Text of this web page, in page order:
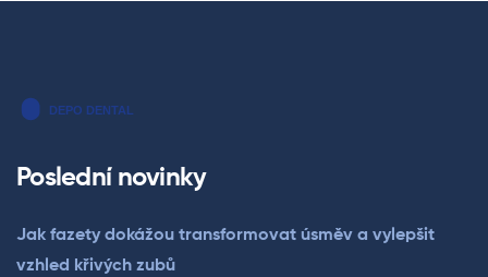
Poslední novinky
Jak fazety dokážou transformovat úsměv a vylepšit
vzhled křivých zubů